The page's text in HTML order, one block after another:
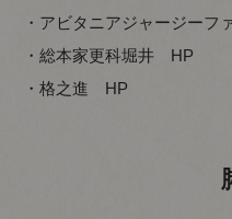
・アビタニアジャージー
・総本家更科堀井 HP
・格之進 HP